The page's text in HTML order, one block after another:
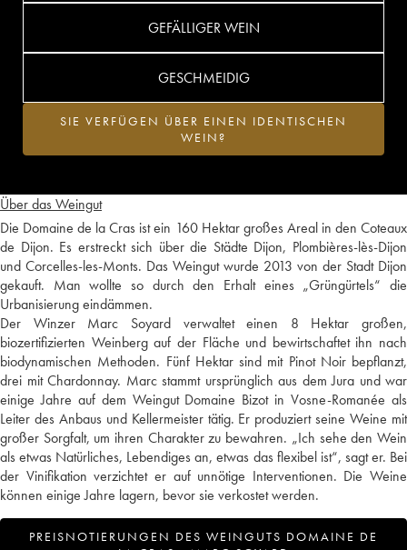
Über das Weingut
Die Domaine de la Cras ist ein 160 Hektar großes Areal in den Coteaux
de Dijon. Es erstreckt sich über die Städte Dijon, Plombières-lès-Dijon
und Corcelles-les-Monts. Das Weingut wurde 2013 von der Stadt Dijon
gekauft. Man wollte so durch den Erhalt eines „Grüngürtels“ die
Urbanisierung eindämmen.
Der Winzer Marc Soyard verwaltet einen 8 Hektar großen,
biozertifizierten Weinberg auf der Fläche und bewirtschaftet ihn nach
biodynamischen Methoden. Fünf Hektar sind mit Pinot Noir bepflanzt,
drei mit Chardonnay. Marc stammt ursprünglich aus dem Jura und war
einige Jahre auf dem Weingut Domaine Bizot in Vosne-Romanée als
Leiter des Anbaus und Kellermeister tätig. Er produziert seine Weine mit
großer Sorgfalt, um ihren Charakter zu bewahren. „Ich sehe den Wein
als etwas Natürliches, Lebendiges an, etwas das flexibel ist“, sagt er. Bei
der Vinifikation verzichtet er auf unnötige Interventionen. Die Weine
können einige Jahre lagern, bevor sie verkostet werden.
PREISNOTIERUNGEN DES WEINGUTS DOMAINE DE
GEFÄLLIGER WEIN
GESCHMEIDIG
SIE VERFÜGEN ÜBER EINEN IDENTISCHEN
WEIN?